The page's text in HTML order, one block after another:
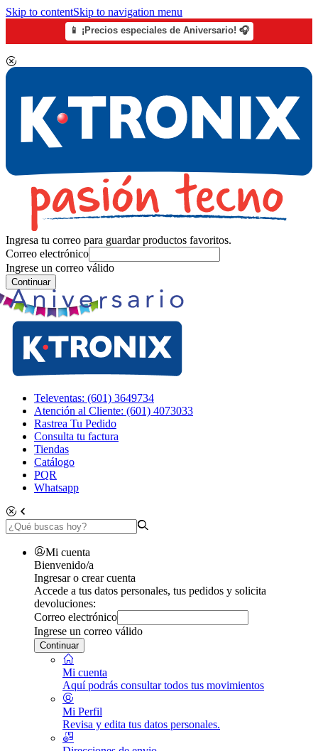
Skip to contentSkip to navigation menu
📱 ¡Precios especiales de Aniversario! 🎧
Ingresa tu correo para guardar productos favoritos.
Correo electrónico
Ingrese un correo válido
Continuar
Televentas: (601) 3649734
Atención al Cliente: (601) 4073033
Rastrea Tu Pedido
Consulta tu factura
Tiendas
Catálogo
PQR
Whatsapp
Mi cuenta
Bienvenido/a
Ingresar o crear cuenta
Accede a tus datos personales, tus pedidos y solicita
devoluciones:
Correo electrónico
Ingrese un correo válido
Continuar
Mi cuenta
Aquí podrás consultar todos tus movimientos
Mi Perfil
Revisa y edita tus datos personales.